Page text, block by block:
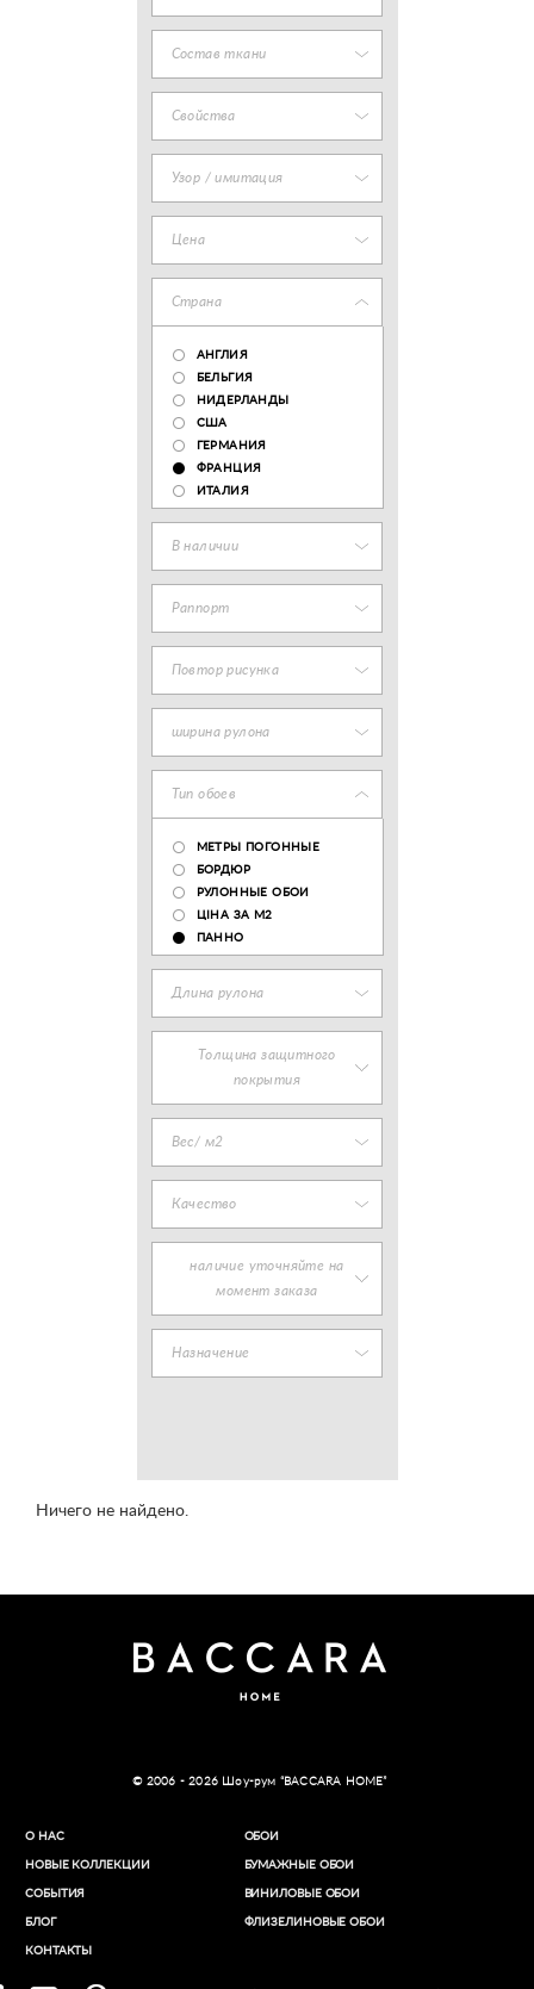
Состав ткани
Свойства
Узор / имитация
Цена
Страна
АНГЛИЯ
БЕЛЬГИЯ
НИДЕРЛАНДЫ
США
ГЕРМАНИЯ
ФРАНЦИЯ
ИТАЛИЯ
В наличии
Раппорт
Повтор рисунка
ширина рулона
Тип обоев
МЕТРЫ ПОГОННЫЕ
БОРДЮР
РУЛОННЫЕ ОБОИ
ЦІНА ЗА М2
ПАННО
Длина рулона
Толщина защитного
покрытия
Вес/ м2
Качество
наличие уточняйте на
момент заказа
Назначение
Ничего не найдено.
© 2006 - 2026 Шоу-рум “BACCARA HOME”
О НАС
НОВЫЕ КОЛЛЕКЦИИ
СОБЫТИЯ
БЛОГ
КОНТАКТЫ
ОБОИ
БУМАЖНЫЕ ОБОИ
ВИНИЛОВЫЕ ОБОИ​
ФЛИЗЕЛИНОВЫЕ ОБОИ